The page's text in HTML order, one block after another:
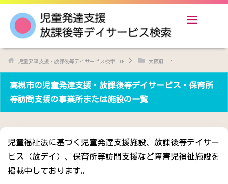
児童発達支援・放課後等デイサービス検索 TOP 大阪府
高槻市の児童発達支援・放課後等デイサービス・保育所
等訪問支援の事業所または施設の一覧
児童福祉法に基づく児童発達支援施設、放課後等デイサー
ビス（放デイ）、保育所等訪問支援など障害児福祉施設を
掲載中しております。